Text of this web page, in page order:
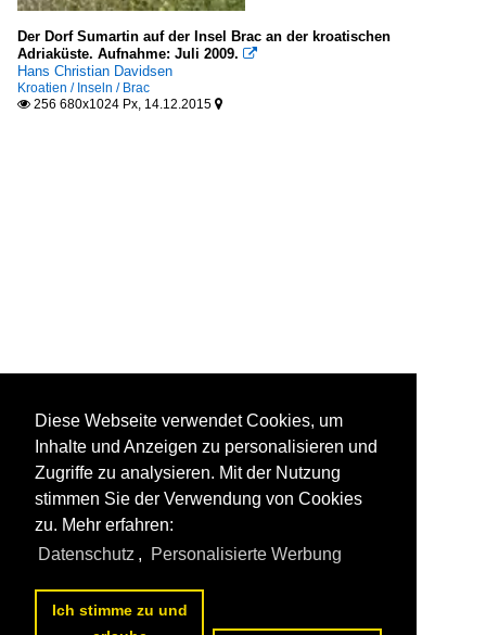
Der Dorf Sumartin auf der Insel Brac an der kroatischen
Adriaküste. Aufnahme: Juli 2009. 
Hans Christian Davidsen
Kroatien / Inseln / Brac
 256 680x1024 Px, 14.12.2015 
Diese Webseite verwendet Cookies, um
Inhalte und Anzeigen zu personalisieren und
Zugriffe zu analysieren. Mit der Nutzung
stimmen Sie der Verwendung von Cookies
zu. Mehr erfahren:
Datenschutz , Personalisierte Werbung
Ich stimme zu und